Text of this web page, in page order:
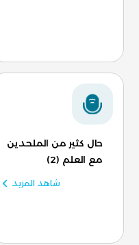
حال كثير من الملحدين
مع العلم (2)
شاهد المزيد